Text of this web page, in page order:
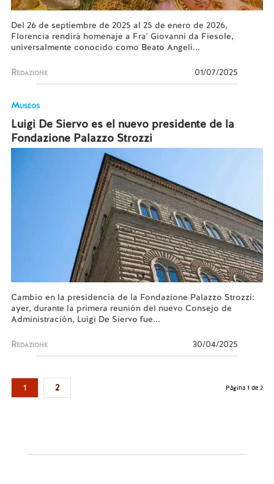
Del 26 de septiembre de 2025 al 25 de enero de 2026,
Florencia rendirá homenaje a Fra' Giovanni da Fiesole,
universalmente conocido como Beato Angeli...
Redazione 01/07/2025
Museos
Luigi De Siervo es el nuevo presidente de la
Fondazione Palazzo Strozzi
Cambio en la presidencia de la Fondazione Palazzo Strozzi:
ayer, durante la primera reunión del nuevo Consejo de
Administración, Luigi De Siervo fue...
Redazione 30/04/2025
1 2 Página 1 de 2